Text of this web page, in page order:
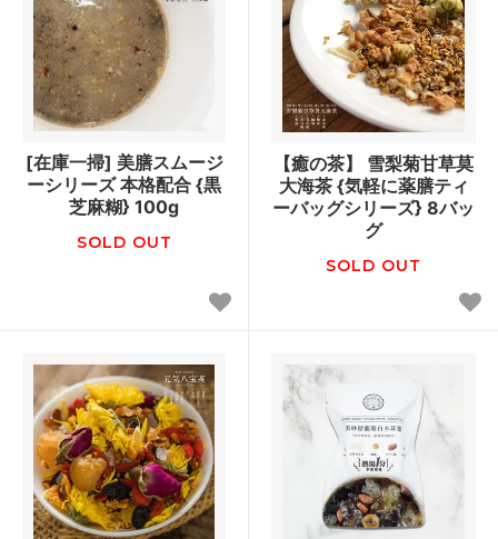
[在庫一掃] 美膳スムージ
ーシリーズ 本格配合 {黒
芝麻糊} 100g
SOLD OUT
【癒の茶】 雪梨菊甘草莫
大海茶 {気軽に薬膳ティ
ーバッグシリーズ} 8バッ
グ
SOLD OUT